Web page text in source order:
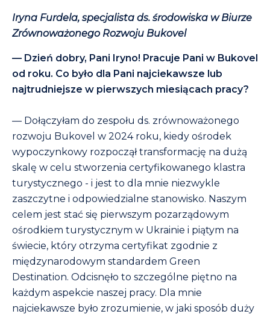
Iryna Furdela, specjalista ds. środowiska w Biurze
Zrównoważonego Rozwoju Bukovel
— Dzień dobry, Pani Iryno! Pracuje Pani w Bukovel
od roku. Co było dla Pani najciekawsze lub
najtrudniejsze w pierwszych miesiącach pracy?
— Dołączyłam do zespołu ds. zrównoważonego
rozwoju Bukovel w 2024 roku, kiedy ośrodek
wypoczynkowy rozpoczął transformację na dużą
skalę w celu stworzenia certyfikowanego klastra
turystycznego - i jest to dla mnie niezwykle
zaszczytne i odpowiedzialne stanowisko. Naszym
celem jest stać się pierwszym pozarządowym
ośrodkiem turystycznym w Ukrainie i piątym na
świecie, który otrzyma certyfikat zgodnie z
międzynarodowym standardem Green
Destination. Odcisnęło to szczególne piętno na
każdym aspekcie naszej pracy. Dla mnie
najciekawsze było zrozumienie, w jaki sposób duży